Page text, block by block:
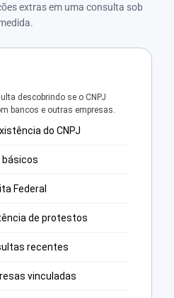
extras em uma consulta sob
descobrindo se o CNPJ
bancos e outras empresas.
do CNPJ
básicos
Federal
de protestos
recentes
vinculadas